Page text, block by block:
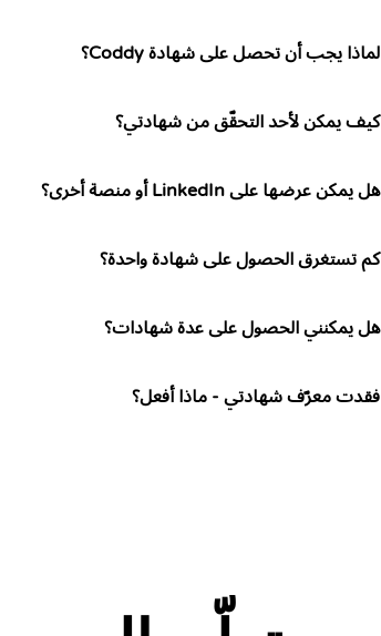
لماذا يجب أن تحصل على شهادة Coddy؟
كيف يمكن لأحد التحقّق من شهادتي؟
هل يمكن عرضها على LinkedIn أو منصة أخرى؟
كم تستغرق الحصول على شهادة واحدة؟
هل يمكنني الحصول على عدة شهادات؟
فقدت معرّف شهادتي - ماذا أفعل؟